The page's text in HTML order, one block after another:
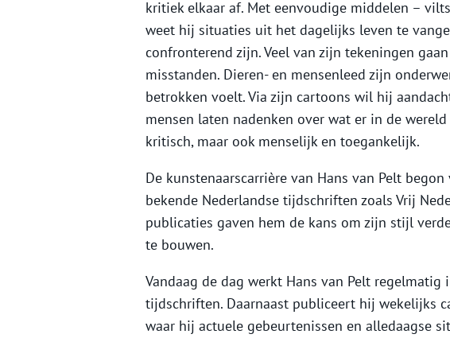
kritiek elkaar af. Met eenvoudige middelen –
weet hij situaties uit het dagelijks leven te
confronterend zijn. Veel van zijn tekeningen
misstanden. Dieren- en mensenleed zijn
betrokken voelt. Via zijn cartoons wil hij
mensen laten nadenken over wat er in de
kritisch, maar ook menselijk en toegankelijk.
De kunstenaarscarrière van Hans van Pelt
bekende Nederlandse tijdschriften zoals Vrij
publicaties gaven hem de kans om zijn stijl
te bouwen.
Vandaag de dag werkt Hans van Pelt
tijdschriften. Daarnaast publiceert hij wekelijks
waar hij actuele gebeurtenissen en alledaagse